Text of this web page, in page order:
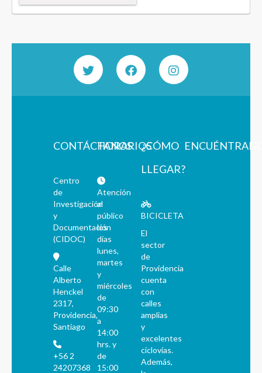
CONTÁCTANOS
Centro
de
Investigación
y
Documentación
(CIDOC)
Calle
Alberto
Henckel
2317,
Providencia,
Santiago
+56 2
24207368
HORARIOS
Atención
al
público
los
días
lunes,
martes
y
miércoles
de
09:30
a
14:00
hrs. y
de
15:00
¿CÓMO
LLEGAR?
BICICLETA
El
sector
de
Providencia
cuenta
con
calles
amplias
y
excelentes
ciclovías.
Además,